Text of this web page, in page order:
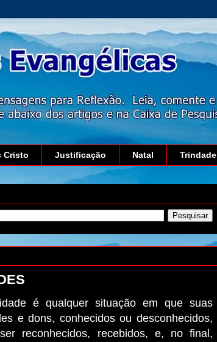
Cristo Justificação Natal Trindade
é qualquer situação em que suas
e dons, conhecidos ou desconhecidos,
reconhecidos, recebidos, e, no final,